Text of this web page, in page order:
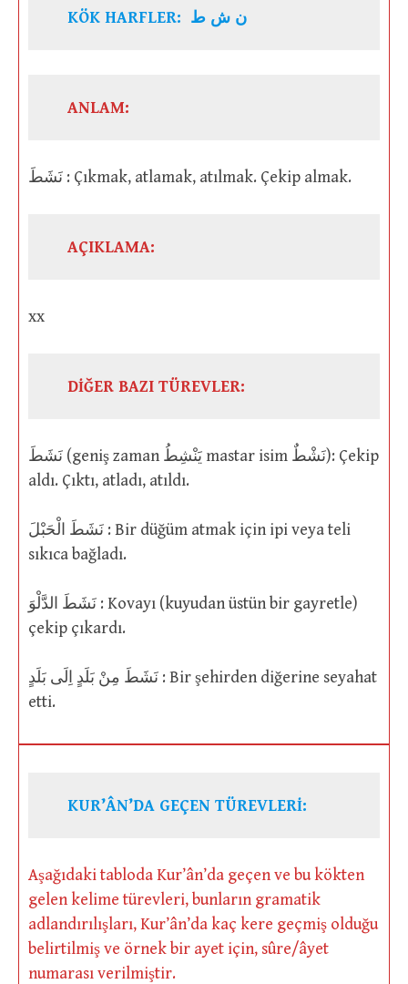
KÖK HARFLER: ن ش ط
ANLAM:
نَشَطَ : Çıkmak, atlamak, atılmak. Çekip almak.
AÇIKLAMA:
xx
DİĞER BAZI TÜREVLER:
نَشَطَ (geniş zaman يَنْشِطُ mastar isim نَشْطٌ): Çekip
aldı. Çıktı, atladı, atıldı.
نَشَطَ الْحَبْلَ : Bir düğüm atmak için ipi veya teli
sıkıca bağladı.
نَشَطَ الدَّلْوَ : Kovayı (kuyudan üstün bir gayretle)
çekip çıkardı.
نَشَطَ مِنْ بَلَدٍ اِلَى بَلَدٍ : Bir şehirden diğerine seyahat
etti.
KUR’ÂN’DA GEÇEN TÜREVLERİ:
Aşağıdaki tabloda Kur’ân’da geçen ve bu kökten
gelen kelime türevleri, bunların gramatik
adlandırılışları, Kur’ân’da kaç kere geçmiş olduğu
belirtilmiş ve örnek bir ayet için, sûre/âyet
numarası verilmiştir.